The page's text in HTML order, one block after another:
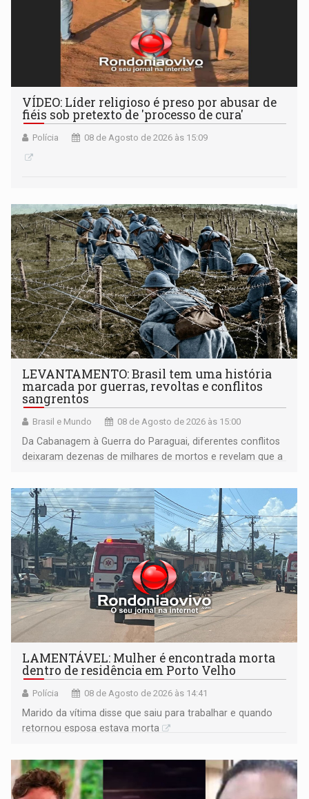
VÍDEO: Líder religioso é preso por abusar de
fiéis sob pretexto de 'processo de cura'
Polícia 08 de Agosto de 2026 às 15:09
LEVANTAMENTO: Brasil tem uma história
marcada por guerras, revoltas e conflitos
sangrentos
Brasil e Mundo 08 de Agosto de 2026 às 15:00
Da Cabanagem à Guerra do Paraguai, diferentes conflitos
deixaram dezenas de milhares de mortos e revelam que a
territoriais e sociais
LAMENTÁVEL: Mulher é encontrada morta
dentro de residência em Porto Velho
Polícia 08 de Agosto de 2026 às 14:41
Marido da vítima disse que saiu para trabalhar e quando
retornou esposa estava morta